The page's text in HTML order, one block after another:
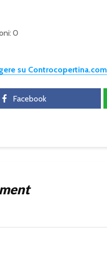
0
su Controcopertina.com
Facebook